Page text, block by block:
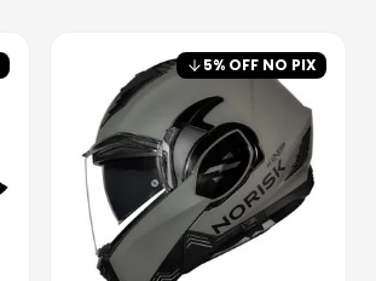
5% OFF NO PIX